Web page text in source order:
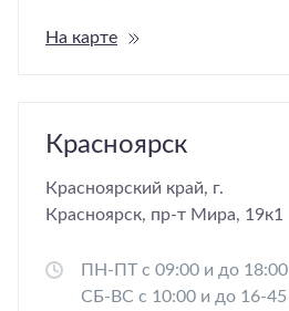
На карте
Красноярск
Красноярский край, г.
Красноярск, пр-т Мира, 19к1
ПН-ПТ с 09:00 и до 18:00
СБ-ВС с 10:00 и до 16-45